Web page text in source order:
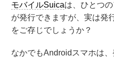
モバイルSuicaは、ひとつ
が発行できますが、実は発
をご存じでしょうか？
なかでもAndroidスマホは